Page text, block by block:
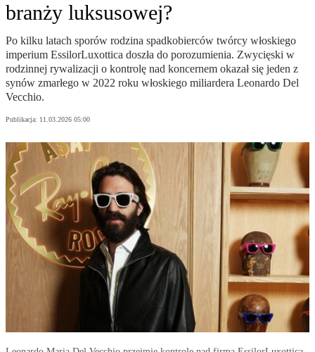
branży luksusowej?
Po kilku latach sporów rodzina spadkobierców twórcy włoskiego
imperium EssilorLuxottica doszła do porozumienia. Zwycięski w
rodzinnej rywalizacji o kontrolę nad koncernem okazał się jeden z
synów zmarłego w 2022 roku włoskiego miliardera Leonardo Del
Vecchio.
Publikacja: 11.03.2026 05:00